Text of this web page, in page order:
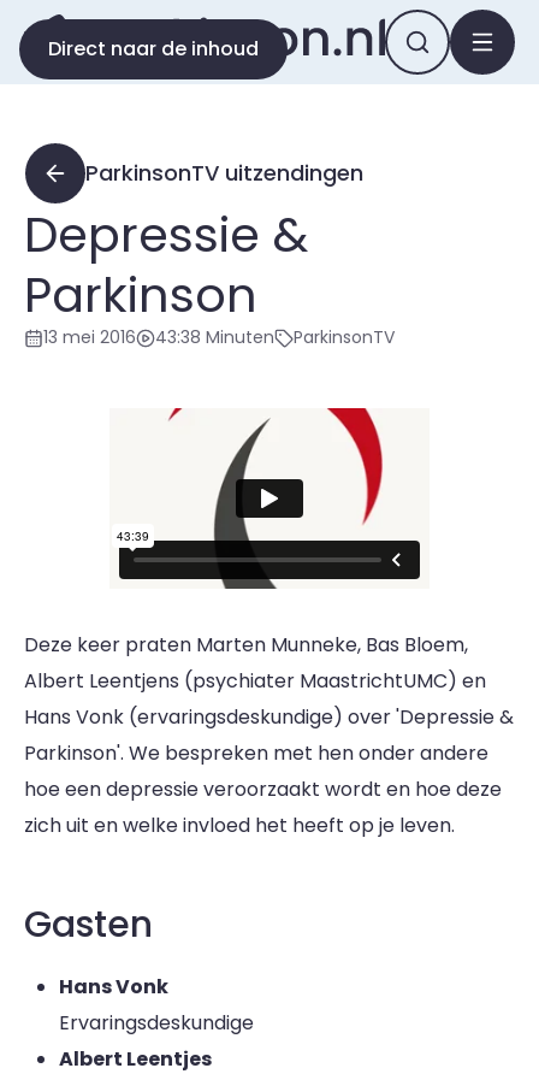
Direct naar de inhoud
ParkinsonTV uitzendingen
Depressie &
Parkinson
13 mei 2016 43:38 Minuten ParkinsonTV
Deze keer praten Marten Munneke, Bas Bloem,
Albert Leentjens (psychiater MaastrichtUMC) en
Hans Vonk (ervaringsdeskundige) over 'Depressie &
Parkinson'. We bespreken met hen onder andere
hoe een depressie veroorzaakt wordt en hoe deze
zich uit en welke invloed het heeft op je leven.
Gasten
Hans Vonk
Ervaringsdeskundige
Albert Leentjes